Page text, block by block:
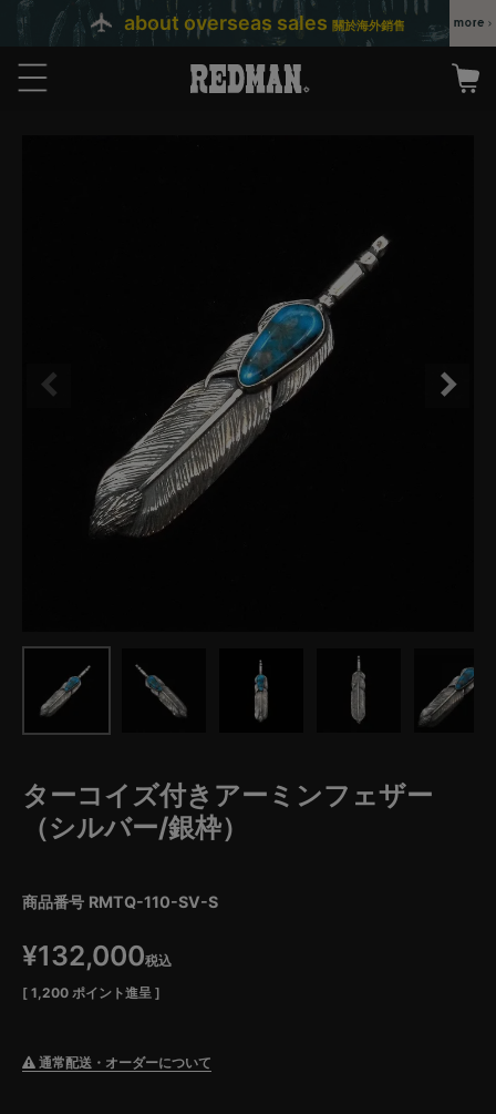
about overseas sales 關於海外銷售
ターコイズ付きアーミンフェザー
（シルバー/銀枠）
商品番号 RMTQ-110-SV-S
¥132,000税込
[ 1,200 ポイント進呈 ]
通常配送・オーダーについて